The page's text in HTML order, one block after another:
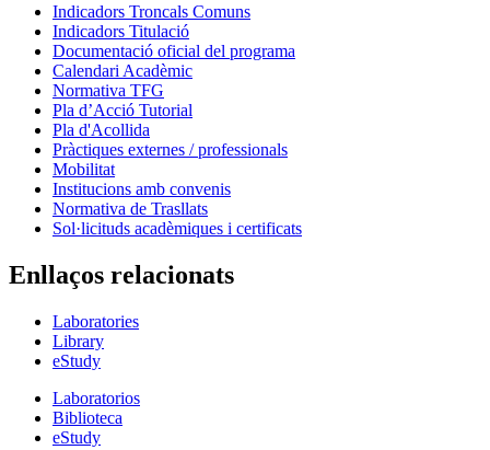
Indicadors Troncals Comuns
Indicadors Titulació
Documentació oficial del programa
Calendari Acadèmic
Normativa TFG
Pla d’Acció Tutorial
Pla d'Acollida
Pràctiques externes / professionals
Mobilitat
Institucions amb convenis
Normativa de Trasllats
Sol·licituds acadèmiques i certificats
Enllaços relacionats
Laboratories
Library
eStudy
Laboratorios
Biblioteca
eStudy